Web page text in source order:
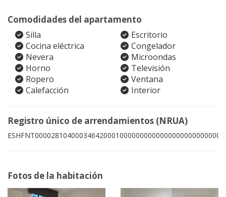
Comodidades del apartamento
Silla
Escritorio
Cocina eléctrica
Congelador
Nevera
Microondas
Horno
Televisión
Ropero
Ventana
Calefacción
Interior
Registro único de arrendamientos (NRUA)
ESHFNT00002810400034642000100000000000000000000000001
Fotos de la habitación